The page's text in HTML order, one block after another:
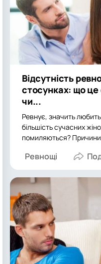
Відсутність
стосунках: що це
чи...
Ревнує, значить
більшість сучасних
помиляються?
Ревнощі